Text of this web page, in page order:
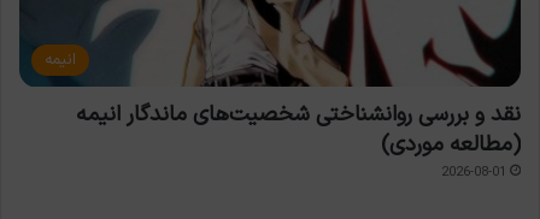
انیمه
نقد و بررسی روانشناختی شخصیت‌های ماندگار انیمه
(مطالعه موردی)
2026-08-01